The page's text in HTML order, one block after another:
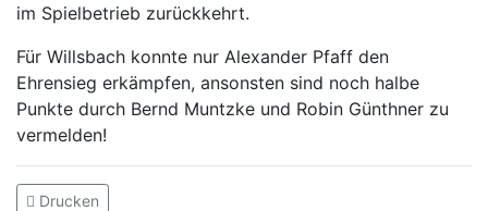
im Spielbetrieb zurückkehrt.
Für Willsbach konnte nur Alexander Pfaff den
Ehrensieg erkämpfen, ansonsten sind noch halbe
Punkte durch Bernd Muntzke und Robin Günthner zu
vermelden!
Drucken